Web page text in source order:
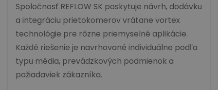
Spoločnosť REFLOW SK poskytuje návrh, dodávku
a integráciu prietokomerov vrátane vortex
technológie pre rôzne priemyselné aplikácie.
Každé riešenie je navrhované individuálne podľa
typu média, prevádzkových podmienok a
požiadaviek zákazníka.